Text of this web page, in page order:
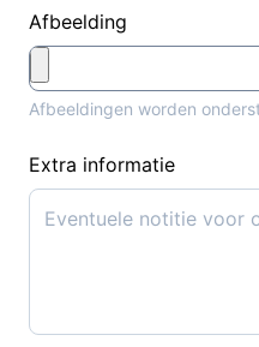
Afbeelding
Afbeeldingen worden
Extra informatie